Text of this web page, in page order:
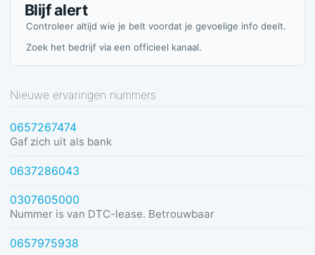
Blijf alert
Controleer altijd wie je belt voordat je gevoelige info deelt.
Zoek het bedrijf via een officieel kanaal.
Nieuwe ervaringen nummers
0657267474
Gaf zich uit als bank
0637286043
0307605000
Nummer is van DTC-lease. Betrouwbaar
0657975938